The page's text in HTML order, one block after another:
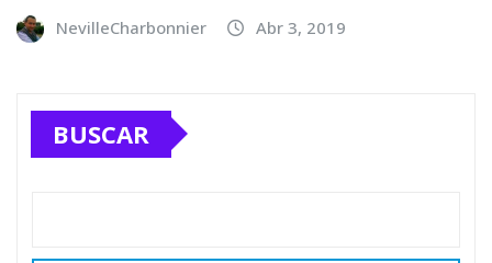
NevilleCharbonnier Abr 3, 2019
BUSCAR